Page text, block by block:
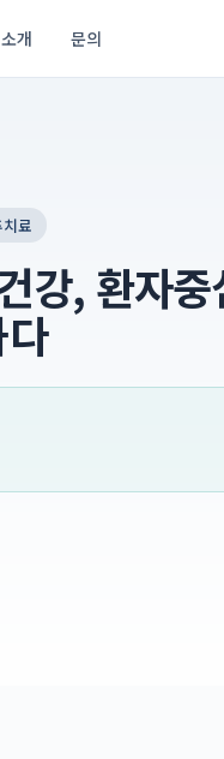
소개 문의
료
강, 환자